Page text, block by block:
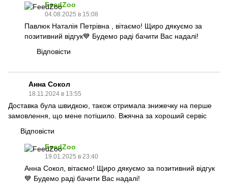
FeedZoo
04.08.2025 в 15:08
Павлюк Наталія Петрівна , вітаємо! Щиро дякуємо за
позитивний відгук💙 Будемо раді бачити Вас надалі!
Відповісти
Анна Сокол
18.11.2024 в 13:55
Доставка була швидкою, також отримала знижечку на перше
замовлення, що мене потішило. Вжячна за хороший сервіс
Відповісти
FeedZoo
19.01.2025 в 23:40
Анна Сокол, вітаємо! Щиро дякуємо за позитивний відгук
💙 Будемо раді бачити Вас надалі!